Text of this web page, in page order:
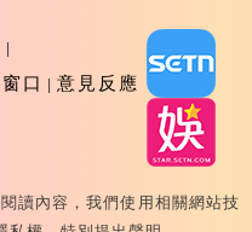
口 意見反應
Television All Rights
讀內容，我們使用相關網站技